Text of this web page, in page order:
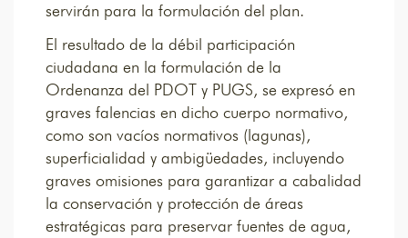
servirán para la formulación del plan.
El resultado de la débil participación
ciudadana en la formulación de la
Ordenanza del PDOT y PUGS, se expresó en
graves falencias en dicho cuerpo normativo,
como son vacíos normativos (lagunas),
superficialidad y ambigüedades, incluyendo
graves omisiones para garantizar a cabalidad
la conservación y protección de áreas
estratégicas para preservar fuentes de agua,